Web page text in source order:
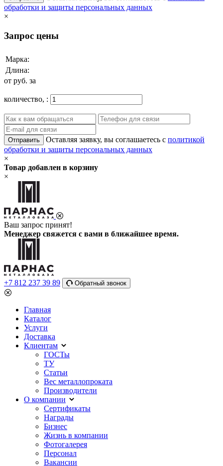
обработки и защиты персональных данных
×
Запрос цены
Марка:
Длина:
от руб. за
количество, :
Отправить Оставляя заявку, вы соглашаетесь с политикой
обработки и защиты персональных данных
×
Товар добавлен в корзину
×
Ваш запрос принят!
Менеджер свяжется с вами в ближайшее время.
+7 812 237 39 89 Обратный звонок
Главная
Каталог
Услуги
Доставка
Клиентам
ГОСТы
ТУ
Статьи
Вес металлопроката
Производители
О компании
Сертификаты
Награды
Бизнес
Жизнь в компании
Фотогалерея
Персонал
Вакансии